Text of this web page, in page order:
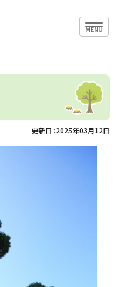
ハンバ
MENU
更新日：2025年03月12日